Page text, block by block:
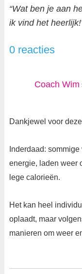
“Wat ben je aan
ik vind het
0 reacties
Coach Wim
Dankjewel voor
Inderdaad:
energie, laden weer
lege calorieën.
Het kan heel
oplaadt, maar
manieren om weer